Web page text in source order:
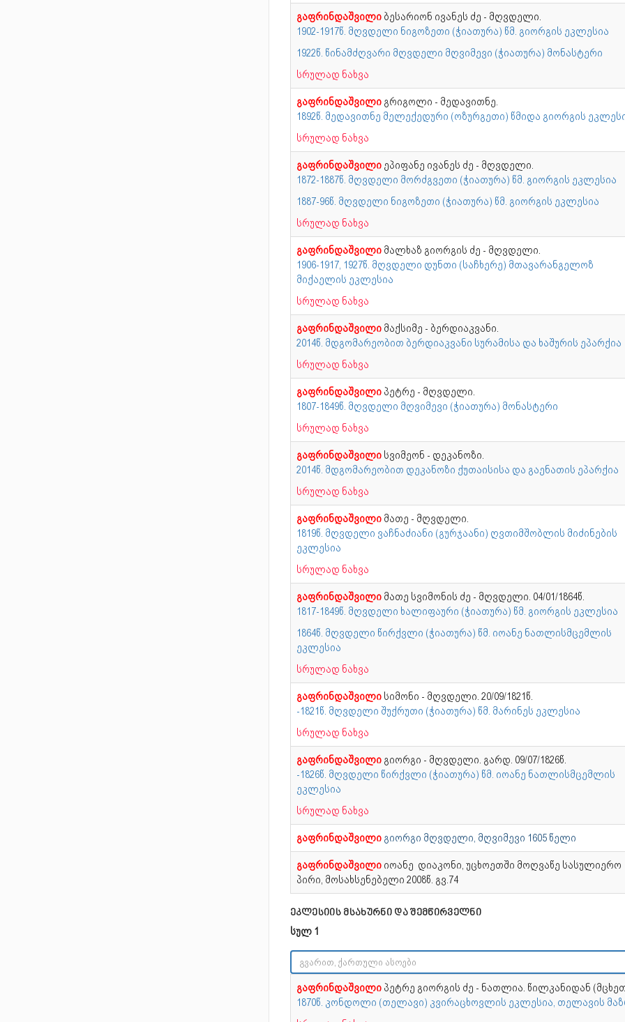
გაფრინდაშვილი ბესარიონ ივანეს ძე - მღვდელი.
1902-1917წ. მღვდელი ნიგოზეთი (ჭიათურა) წმ. გიორგის ეკლესია
1922წ. წინამძღვარი მღვდელი მღვიმევი (ჭიათურა) მონასტერი
სრულად ნახვა
გაფრინდაშვილი გრიგოლი - მედავითნე.
1892წ. მედავითნე მელექედური (ოზურგეთი) წმიდა გიორგის
სრულად ნახვა
გაფრინდაშვილი ეპიფანე ივანეს ძე - მღვდელი.
1872-1887წ. მღვდელი მორძგვეთი (ჭიათურა) წმ. გიორგის ეკლესია
1887-96წ. მღვდელი ნიგოზეთი (ჭიათურა) წმ. გიორგის ეკლესია
სრულად ნახვა
გაფრინდაშვილი მალხაზ გიორგის ძე - მღვდელი.
1906-1917, 1927წ. მღვდელი დუნთი (საჩხერე) მთავარანგელოზ
მიქაელის ეკლესია
სრულად ნახვა
გაფრინდაშვილი მაქსიმე - ბერდიაკვანი.
2014წ. მდგომარეობით ბერდიაკვანი სურამისა და ხაშურის ეპარქია
სრულად ნახვა
გაფრინდაშვილი პეტრე - მღვდელი.
1807-1849წ. მღვდელი მღვიმევი (ჭიათურა) მონასტერი
სრულად ნახვა
გაფრინდაშვილი სვიმეონ - დეკანოზი.
2014წ. მდგომარეობით დეკანოზი ქუთაისისა და გაენათის ეპარქია
სრულად ნახვა
გაფრინდაშვილი მათე - მღვდელი.
1819წ. მღვდელი ვაჩნაძიანი (გურჯაანი) ღვთიმშობლის მიძინების
ეკლესია
სრულად ნახვა
გაფრინდაშვილი მათე სვიმონის ძე - მღვდელი. 04/01/1864წ.
1817-1849წ. მღვდელი ხალიფაური (ჭიათურა) წმ. გიორგის ეკლესია
1864წ. მღვდელი წირქვლი (ჭიათურა) წმ. იოანე ნათლისმცემლის
ეკლესია
სრულად ნახვა
გაფრინდაშვილი სიმონი - მღვდელი. 20/09/1821წ.
-1821წ. მღვდელი შუქრუთი (ჭიათურა) წმ. მარინეს ეკლესია
სრულად ნახვა
გაფრინდაშვილი გიორგი - მღვდელი. გარდ. 09/07/1826წ.
-1826წ. მღვდელი წირქვლი (ჭიათურა) წმ. იოანე ნათლისმცემლის
ეკლესია
სრულად ნახვა
გაფრინდაშვილი გიორგი მღვდელი, მღვიმევი 1605 წელი
გაფრინდაშვილიიოანე დიაკონი, უცხოეთში მოღვაწე სასულიერო
პირი, მოსახსენებელი 2008წ. გვ.74
ეკლესიის მსახურნი და შემწირველნი
სულ 1
გაფრინდაშვილი პეტრე გიორგის ძე - ნათლია. წილკანიდან
1870წ. კონდოლი (თელავი) კვირაცხოვლის ეკლესია, თელავის